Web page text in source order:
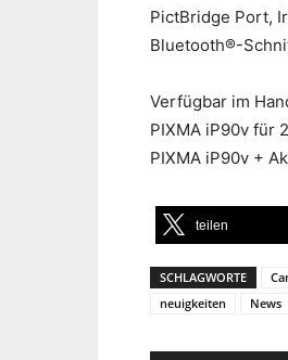
PictBridge Port,
Bluetooth®-
Verfügbar im
PIXMA iP90v für
PIXMA iP90v +
teilen
SCHLAGWORTE
neuigkeiten
News